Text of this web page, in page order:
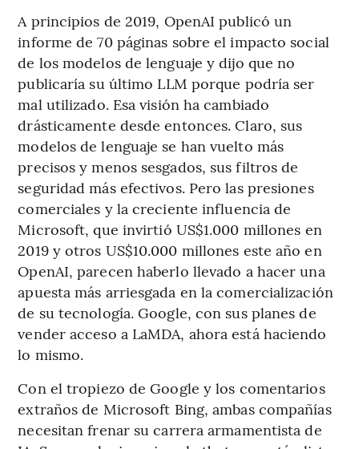
A principios de 2019, OpenAI publicó un
informe de 70 páginas sobre el impacto social
de los modelos de lenguaje y dijo que no
publicaría su último LLM porque podría ser
mal utilizado. Esa visión ha cambiado
drásticamente desde entonces. Claro, sus
modelos de lenguaje se han vuelto más
precisos y menos sesgados, sus filtros de
seguridad más efectivos. Pero las presiones
comerciales y la creciente influencia de
Microsoft, que invirtió US$1.000 millones en
2019 y otros US$10.000 millones este año en
OpenAI, parecen haberlo llevado a hacer una
apuesta más arriesgada en la comercialización
de su tecnología. Google, con sus planes de
vender acceso a LaMDA, ahora está haciendo
lo mismo.
Con el tropiezo de Google y los comentarios
extraños de Microsoft Bing, ambas compañías
necesitan frenar su carrera armamentista de